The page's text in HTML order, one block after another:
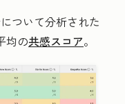
ついて分析された
均の共感スコア。